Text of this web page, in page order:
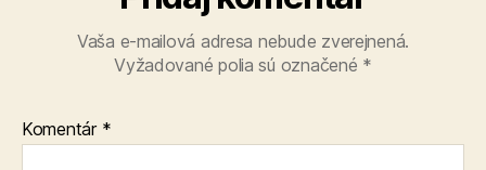
Vaša e-mailová adresa nebude zverejnená.
Vyžadované polia sú označené *
Komentár *